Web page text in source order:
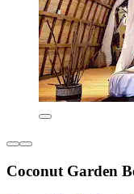
Coconut Garden